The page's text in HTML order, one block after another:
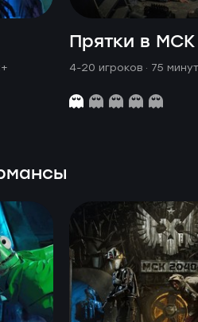
Прятки в
4-20 игроков · 75